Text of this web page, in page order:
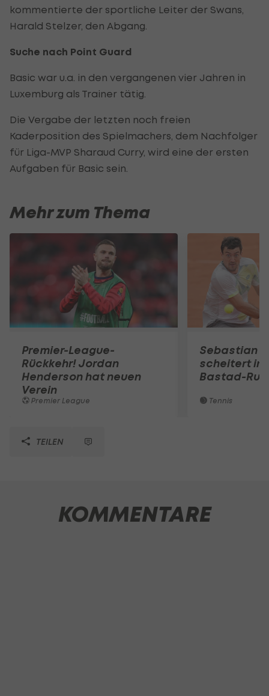
kommentierte der sportliche Leiter der Swans,
Harald Stelzer, den Abgang.
Suche nach Point Guard
Basic war u.a. in den vergangenen vier Jahren in
Luxemburg als Trainer tätig.
Die Vergabe der letzten noch freien
Kaderposition des Spielmachers, dem Nachfolger
für Liga-MVP Sharaud Curry, wird eine der ersten
Aufgaben für Basic sein.
Mehr zum Thema
Premier-League-
Rückkehr! Jordan
Henderson hat neuen
Verein
Premier League
Sebastian
scheitert in
Bastad-
Tennis
TEILEN
KOMMENTARE